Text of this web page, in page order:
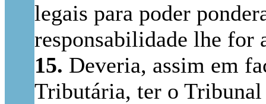
legais para poder
responsabilidade lhe for
15. Deveria, assim em
Tributária, ter o